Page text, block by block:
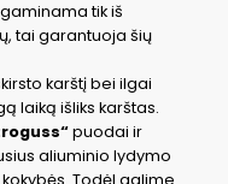
tik iš
tai garantuoja šių
karštį bei ilgai
laiką išliks karštas.
puodai ir
aliuminio lydymo